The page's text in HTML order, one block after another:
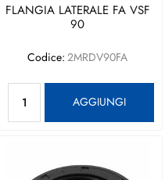
FLANGIA LATERALE FA VSF
90
Codice: 2MRDV90FA
AGGIUNGI